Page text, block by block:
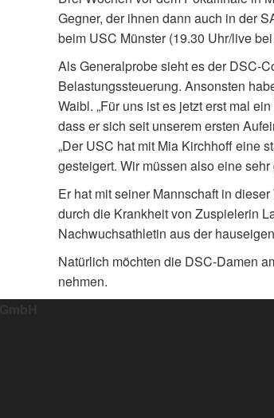
Gegner, der ihnen dann auch in der
beim USC Münster (19.30 Uhr/live
Als Generalprobe sieht es der DSC-
Belastungssteuerung. Ansonsten
Waibl. „Für uns ist es jetzt erst mal
dass er sich seit unserem ersten
„Der USC hat mit Mia Kirchhoff eine
gesteigert. Wir müssen also eine
Er hat mit seiner Mannschaft in
durch die Krankheit von Zuspielerin
Nachwuchsathletin aus der
Natürlich möchten die DSC-Damen
nehmen.